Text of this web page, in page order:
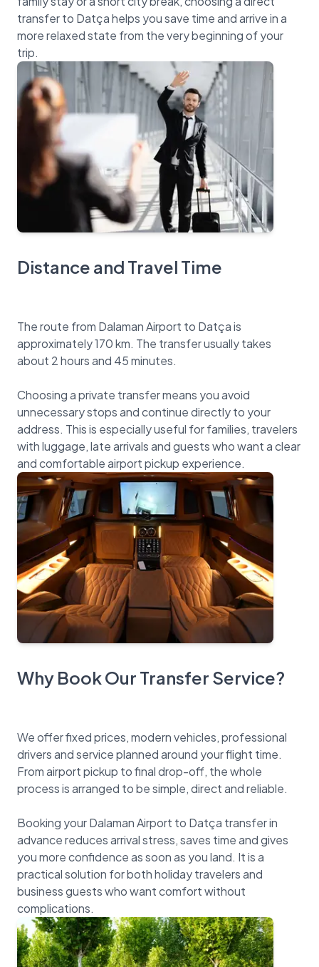
transfer to Datça helps you save time and arrive in a
more relaxed state from the very beginning of your
Distance and Travel Time
The route from Dalaman Airport to Datça is
approximately 170 km. The transfer usually takes
about 2 hours and 45 minutes.
Choosing a private transfer means you avoid
unnecessary stops and continue directly to your
address. This is especially useful for families, travelers
with luggage, late arrivals and guests who want a clear
Why Book Our Transfer Service?
We offer fixed prices, modern vehicles, professional
drivers and service planned around your flight time.
From airport pickup to final drop-off, the whole
process is arranged to be simple, direct and reliable.
Booking your Dalaman Airport to Datça transfer in
advance reduces arrival stress, saves time and gives
you more confidence as soon as you land. It is a
practical solution for both holiday travelers and
business guests who want comfort without